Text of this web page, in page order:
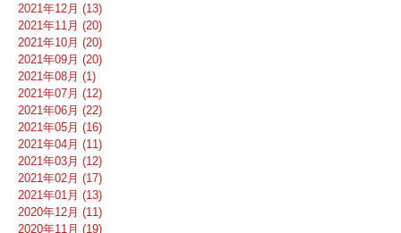
2021年12月 (13)
2021年11月 (20)
2021年10月 (20)
2021年09月 (20)
2021年08月 (1)
2021年07月 (12)
2021年06月 (22)
2021年05月 (16)
2021年04月 (11)
2021年03月 (12)
2021年02月 (17)
2021年01月 (13)
2020年12月 (11)
2020年11月 (19)